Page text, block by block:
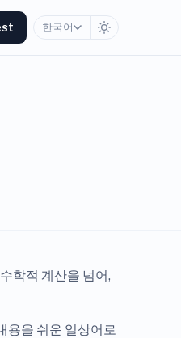
한국어
학적 계산을 넘어,
용을 쉬운 일상어로